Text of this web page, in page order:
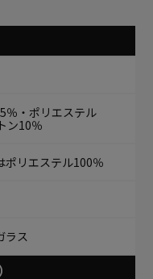
％・ポリエステル
ン10％
ポリエステル100％
ラス